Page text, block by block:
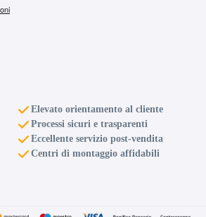
Elevato orientamento al cliente
Processi sicuri e trasparenti
Eccellente servizio post-vendita
Centri di montaggio affidabili